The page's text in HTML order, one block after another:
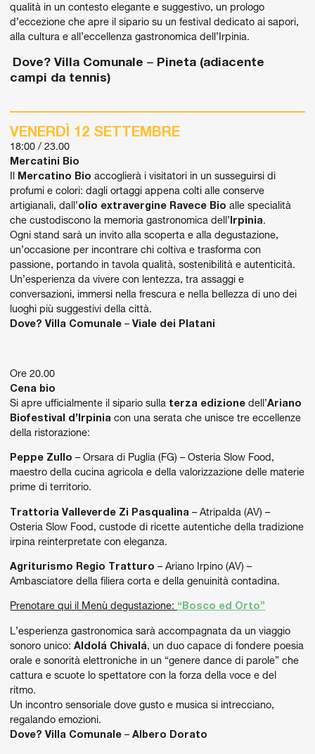
qualità in un contesto elegante e suggestivo, un prologo
d’eccezione che apre il sipario su un festival dedicato ai sapori,
alla cultura e all’eccellenza gastronomica dell’Irpinia.
Dove? Villa Comunale – Pineta (adiacente
campi da tennis)
VENERDÌ 12 SETTEMBRE
18:00 / 23.00
Mercatini Bio
Il Mercatino Bio accoglierà i visitatori in un susseguirsi di
profumi e colori: dagli ortaggi appena colti alle conserve
artigianali, dall’olio extravergine Ravece Bio alle specialità
che custodiscono la memoria gastronomica dell’Irpinia.
Ogni stand sarà un invito alla scoperta e alla degustazione,
un’occasione per incontrare chi coltiva e trasforma con
passione, portando in tavola qualità, sostenibilità e autenticità.
Un’esperienza da vivere con lentezza, tra assaggi e
conversazioni, immersi nella frescura e nella bellezza di uno dei
luoghi più suggestivi della città.
Dove? Villa Comunale – Viale dei Platani
Ore 20.00
Cena bio
Si apre ufficialmente il sipario sulla terza edizione dell’Ariano
Biofestival d’Irpinia con una serata che unisce tre eccellenze
della ristorazione:
Peppe Zullo – Orsara di Puglia (FG) – Osteria Slow Food,
maestro della cucina agricola e della valorizzazione delle materie
prime di territorio.
Trattoria Valleverde Zi Pasqualina – Atripalda (AV) –
Osteria Slow Food, custode di ricette autentiche della tradizione
irpina reinterpretate con eleganza.
Agriturismo Regio Tratturo – Ariano Irpino (AV) –
Ambasciatore della filiera corta e della genuinità contadina.
Prenotare qui il Menù degustazione: “Bosco ed Orto”
L’esperienza gastronomica sarà accompagnata da un viaggio
sonoro unico:Aldolá Chivalá, un duo capace di fondere poesia
orale e sonorità elettroniche in un “genere dance di parole” che
cattura e scuote lo spettatore con la forza della voce e del
ritmo.
Un incontro sensoriale dove gusto e musica si intrecciano,
regalando emozioni.
Dove? Villa Comunale –Albero Dorato